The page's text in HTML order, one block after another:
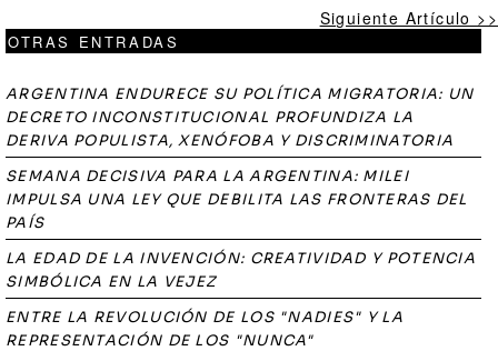
Siguiente Artículo >>
OTRAS ENTRADAS
ARGENTINA ENDURECE SU POLÍTICA MIGRATORIA: UN
DECRETO INCONSTITUCIONAL PROFUNDIZA LA
DERIVA POPULISTA, XENÓFOBA Y DISCRIMINATORIA
SEMANA DECISIVA PARA LA ARGENTINA: MILEI
IMPULSA UNA LEY QUE DEBILITA LAS FRONTERAS DEL
PAÍS
LA EDAD DE LA INVENCIÓN: CREATIVIDAD Y POTENCIA
SIMBÓLICA EN LA VEJEZ
ENTRE LA REVOLUCIÓN DE LOS "NADIES" Y LA
REPRESENTACIÓN DE LOS "NUNCA"